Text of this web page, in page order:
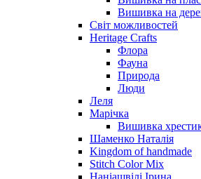
Вишивка на
Світ можливостей
Heritage Crafts
Флора
Фауна
Природа
Люди
Леля
Марічка
Вишивка
Шаменко Наталія
Kingdom of handmade
Stitch Color Mix
Наніашвілі Ірина